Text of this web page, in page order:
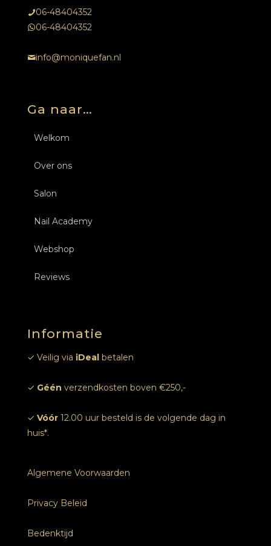
06-48404352
06-48404352
info@moniquefan.nl
Ga naar…
Welkom
Over ons
Salon
Behandelingen
Nagels
Over ons
Tarieven
Foto’s
Nail Academy
Opleidingen Nagels
Inschrijven
Webshop
Opleidingen Nagels
Reviews
Informatie
✓ Veilig via iDeal betalen
✓ Géén verzendkosten boven €250,-
✓ Vóór 12.00 uur besteld is de volgende dag in
huis*.
Algemene Voorwaarden
Privacy Beleid
Bedenktijd